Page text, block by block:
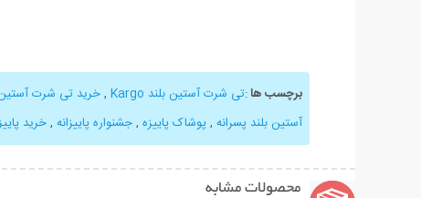
برچسب ها:تی شرت آستین بلند Kargo ,خرید تی شرت آستین
آستین بلند پسرانه , پوشاک پاییزه ,جشنواره پاییزانه ,خرید
محصولات مشابه